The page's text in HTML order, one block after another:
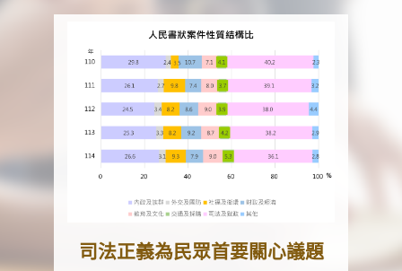
司法正義為民眾首要關心議題